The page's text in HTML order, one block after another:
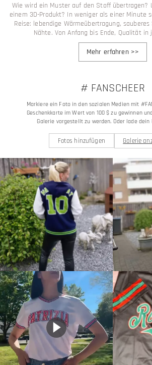
Wie wird ein Muster auf den Stoff übertragen?
einem 3D-Produkt? In weniger als einer Minute
Reise: lebendige Wärmeübertragung,
Nähte. Von Anfang bis Ende, Qualität in
Mehr erfahren>>
# FANSCHEER
Markiere ein Foto in den sozialen Medien mit
Geschenkkarte im Wert von 100 $ zu gewinnen
Galerie vorgestellt zu werden. Oder lade dein
Fotos hinzufügen Galerie